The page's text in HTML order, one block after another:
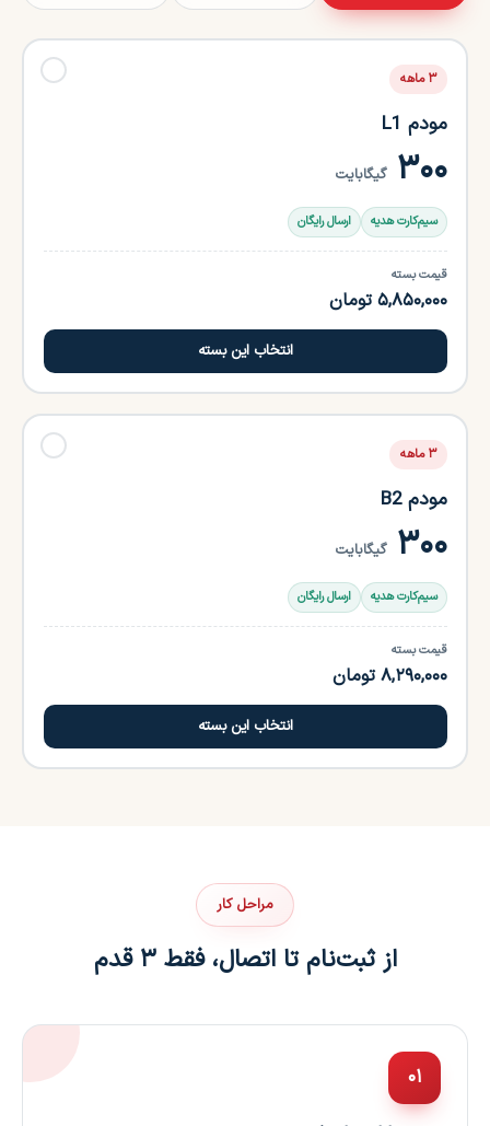
۳ ماهه
مودم L1
۳۰۰ گیگابایت
سیم‌کارت هدیه ارسال رایگان
قیمت بسته
۵,۸۵۰,۰۰۰ تومان
انتخاب این بسته
۳ ماهه
مودم B2
۳۰۰ گیگابایت
سیم‌کارت هدیه ارسال رایگان
قیمت بسته
۸,۲۹۰,۰۰۰ تومان
انتخاب این بسته
مراحل کار
از ثبت‌نام تا اتصال، فقط ۳ قدم
۰۱